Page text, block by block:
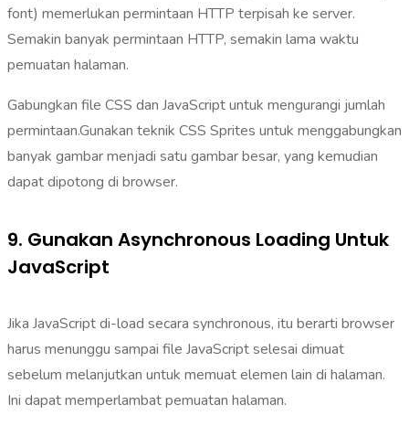
font) memerlukan permintaan HTTP terpisah ke server.
Semakin banyak permintaan HTTP, semakin lama waktu
pemuatan halaman.
Gabungkan file CSS dan JavaScript untuk mengurangi jumlah
permintaan.Gunakan teknik CSS Sprites untuk menggabungkan
banyak gambar menjadi satu gambar besar, yang kemudian
dapat dipotong di browser.
9. Gunakan Asynchronous Loading Untuk
JavaScript
Jika JavaScript di-load secara synchronous, itu berarti browser
harus menunggu sampai file JavaScript selesai dimuat
sebelum melanjutkan untuk memuat elemen lain di halaman.
Ini dapat memperlambat pemuatan halaman.